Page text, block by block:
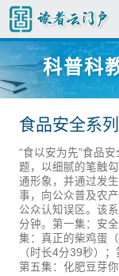
科普科
食品安全系
“食以安为先”食品
题，以细腻的笔触
通形象，并通过发
事，向公众普及农
公众认知误区。该
分钟。第一集：安
集：真正的柴鸡蛋
（时长4分39秒）
第五集：化肥豆芽